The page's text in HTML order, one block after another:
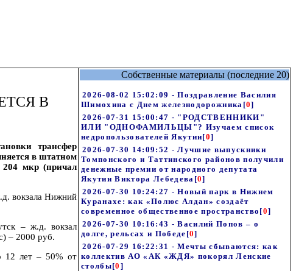
В
трансфер
в штатном
мкр (причал
вокзала Нижний
– ж.д. вокзал
– 2000 руб.
12 лет – 50% от
Собственные материалы (последние 20)
2026-08-02 15:02:09 - Поздравление Василия
Шимохина с Днем железнодорожника [0]
2026-07-31 15:00:47 - "РОДСТВЕННИКИ"
ИЛИ "ОДНОФАМИЛЬЦЫ"? Изучаем список
недропользователей Якутии[0]
2026-07-30 14:09:52 - Лучшие выпускники
Томпонского и Таттинского районов получили
денежные премии от народного депутата
Якутии Виктора Лебедева [0]
2026-07-30 10:24:27 - Новый парк в Нижнем
Куранахе: как «Полюс Алдан» создаёт
современное общественное пространство [0]
2026-07-30 10:16:43 - Василий Попов – о
долге, рельсах и Победе [0]
2026-07-29 16:22:31 - Мечты сбываются: как
коллектив АО «АК «ЖДЯ» покорял Ленские
столбы[0 ]